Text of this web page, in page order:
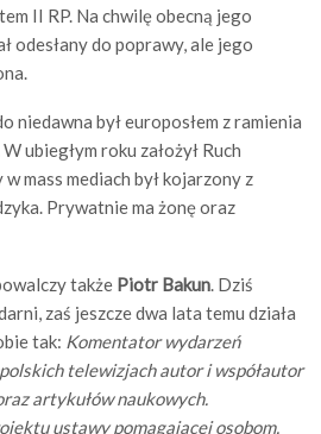
II RP. Na chwilę obecną jego
odesłany do poprawy, ale jego
niedawna był europosłem z ramienia
ubiegłym roku założył Ruch
mass mediach był kojarzony z
Prywatnie ma żonę oraz
także Piotr Bakun. Dziś
zaś jeszcze dwa lata temu działa
tak: Komentator wydarzeń
telewizjach autor i współautor
artykułów naukowych.
ustawy pomagającej osobom,